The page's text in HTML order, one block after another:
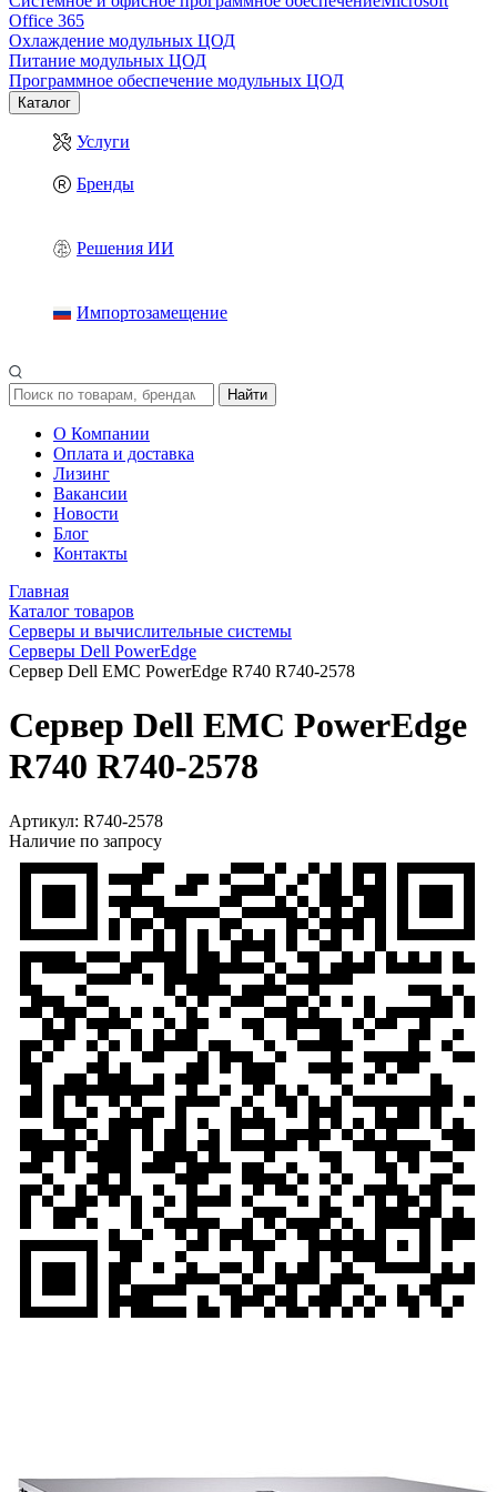
Office 365
Охлаждение модульных ЦОД
Питание модульных ЦОД
Программное обеспечение модульных ЦОД
Каталог
Услуги
Бренды
Решения ИИ
Импортозамещение
Найти
О Компании
Оплата и доставка
Лизинг
Вакансии
Новости
Блог
Контакты
Главная
Каталог товаров
Серверы и вычислительные системы
Серверы Dell PowerEdge
Сервер Dell EMC PowerEdge R740 R740-2578
Сервер Dell EMC PowerEdge
R740 R740-2578
Артикул: R740-2578
Наличие по запросу